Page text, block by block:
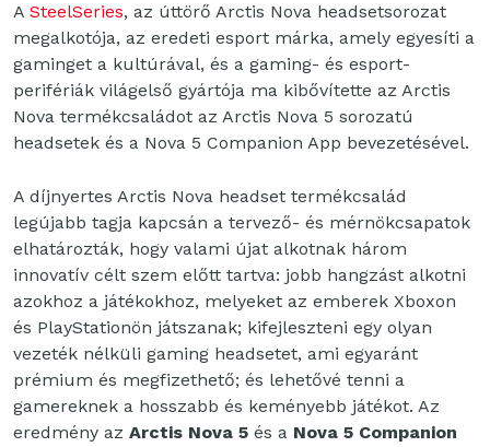
A SteelSeries, az úttörő Arctis Nova headsetsorozat
megalkotója, az eredeti esport márka, amely egyesíti a
gaminget a kultúrával, és a gaming- és esport-
perifériák világelső gyártója ma kibővítette az Arctis
Nova termékcsaládot az Arctis Nova 5 sorozatú
headsetek és a Nova 5 Companion App bevezetésével.
A díjnyertes Arctis Nova headset termékcsalád
legújabb tagja kapcsán a tervező- és mérnökcsapatok
elhatározták, hogy valami újat alkotnak három
innovatív célt szem előtt tartva: jobb hangzást alkotni
azokhoz a játékokhoz, melyeket az emberek Xboxon
és PlayStationön játszanak; kifejleszteni egy olyan
vezeték nélküli gaming headsetet, ami egyaránt
prémium és megfizethető; és lehetővé tenni a
gamereknek a hosszabb és keményebb játékot. Az
eredmény az Arctis Nova 5 és a Nova 5 Companion